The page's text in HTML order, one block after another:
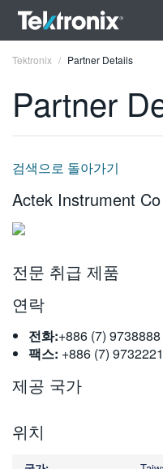
简体中文
한국어
繁體中文
Tektronix Partner Details
Partner
검색으로 돌아가기
Actek Instrument
전문 취급 제품
연락
전화:+886 (7) 9738888
팩스: +886 (7) 9732221
제공 국가
위치